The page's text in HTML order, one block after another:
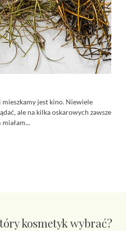
jest kino. Niewiele
ale na kilka oskarowych zawsze
kosmetyk wybrać?